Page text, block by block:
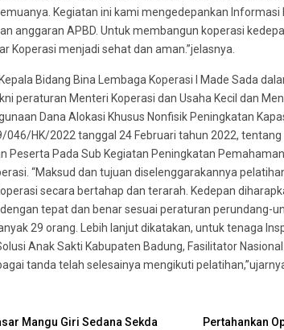
Kegiatan ini kami mengedepankan
anggaran APBD. Untuk membangun koperasi
Koperasi menjadi sehat dan aman.”jelasnya.
Bidang Bina Lembaga Koperasi I Made Sada
peraturan Menteri Koperasi dan Usaha Kecil dan
Dana Alokasi Khusus Nonfisik Peningkatan
046/HK/2022 tanggal 24 Februari tahun 2022,
Peserta Pada Sub Kegiatan Peningkatan
“Maksud dan tujuan diselenggarakannya
secara bertahap dan terarah. Kedepan
tepat dan benar sesuai peraturan perundang-
29 orang. Lebih lanjut dikatakan, untuk tenaga
Anak Sakti Kabupaten Badung, Fasilitator
tanda telah selesainya mengikuti
Mangu Giri Sedana Sekda
Pertahankan